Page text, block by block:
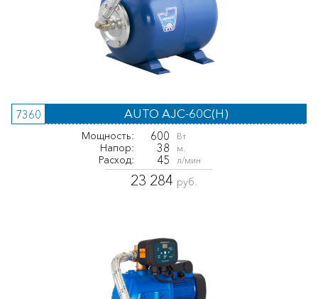
7360 AUTO AJC-60C(H)
Мощность: 600 Вт
Напор: 38 м.
Расход: 45 л/мин
23 284 руб.